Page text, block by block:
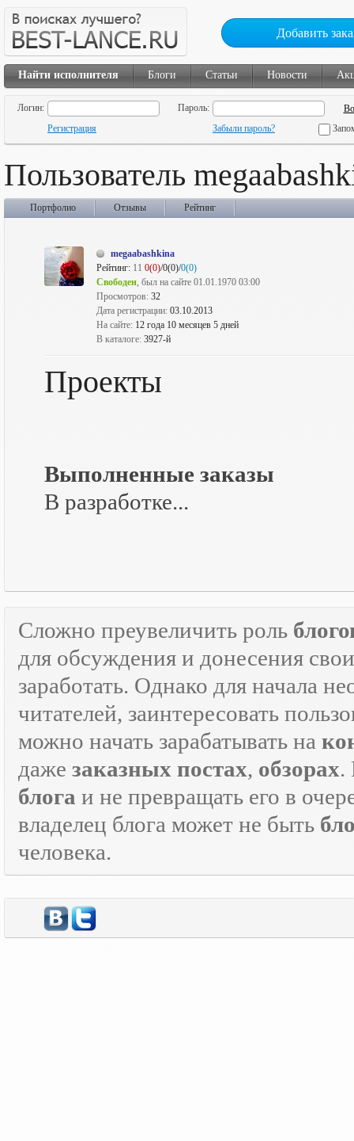
Добавить
Найти исполнителя Блоги Статьи Новости
Логин:
Пароль:
Регистрация
Забыли пароль?
Пользователь
Портфолио Отзывы Рейтинг
megaabashkina
Рейтинг: 11 0(0)/0(0)/0(0)
Свободен, был на сайте 01.01.1970 03:00
Просмотров: 32
Дата регистрации: 03.10.2013
На сайте: 12 года 10 месяцев 5 дней
В каталоге: 3927-й
Проекты
Выполненные заказы
В разработке...
Сложно преувеличить роль
для обсуждения и донесения
заработать. Однако для начала
читателей, заинтересовать
можно начать зарабатывать на
даже заказных постах, обзорах.
блога и не превращать его в
владелец блога может не быть
человека.